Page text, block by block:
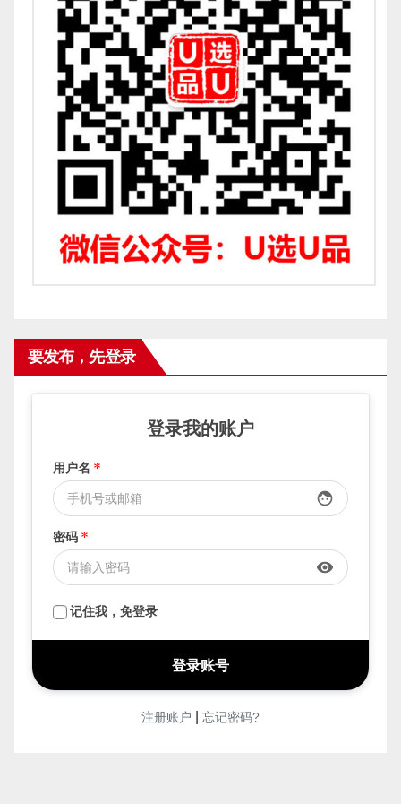
要发布，先登录
登录我的账户
用户名 *
face
密码 *
visibility
记住我，免登录
注册账户 忘记密码?